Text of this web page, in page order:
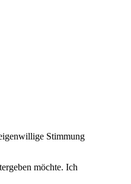
Stimmung
möchte. Ich